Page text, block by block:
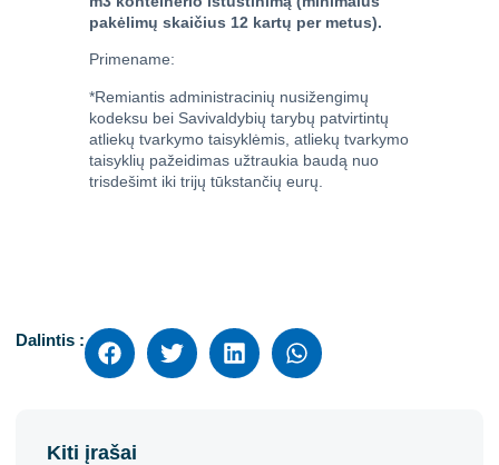
pakėlimų skaičius 12 kartų per metus).
Primename:
*Remiantis administracinių nusižengimų
kodeksu bei Savivaldybių tarybų patvirtintų
atliekų tvarkymo taisyklėmis, atliekų tvarkymo
taisyklių pažeidimas užtraukia baudą nuo
trisdešimt iki trijų tūkstančių eurų.
Dalintis :
Kiti įrašai